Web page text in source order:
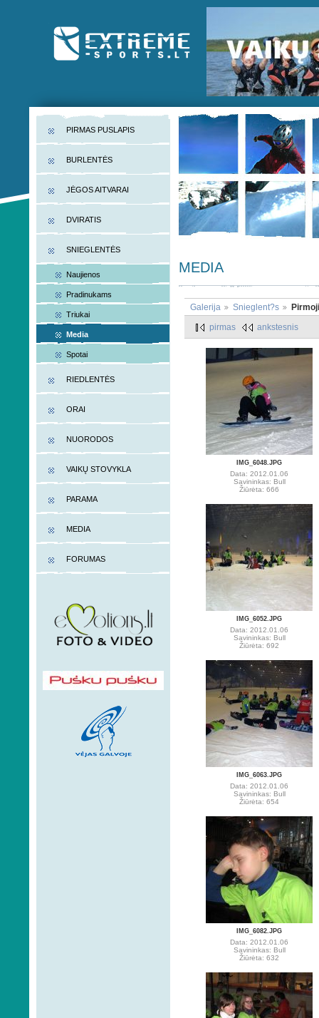
EXTREME-SPORTS.LT
MEDIA
Galerija Snieglent?s
pirmas
ankstesnis
IMG_6048.JPG
Data: 2012.01.06
Savininkas: Bull
Žiūrėta: 666
IMG_6052.JPG
Data: 2012.01.06
Savininkas: Bull
Žiūrėta: 692
IMG_6063.JPG
Data: 2012.01.06
Savininkas: Bull
Žiūrėta: 654
IMG_6082.JPG
Data: 2012.01.06
Savininkas: Bull
Žiūrėta: 632
PIRMAS PUSLAPIS
BURLENTĖS
JĖGOS AITVARAI
DVIRATIS
SNIEGLENTĖS
Naujienos
Pradinukams
Triukai
Media
Spotai
RIEDLENTĖS
ORAI
NUORODOS
VAIKŲ STOVYKLA
PARAMA
MEDIA
FORUMAS